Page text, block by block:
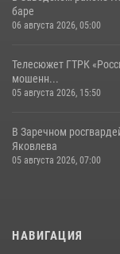
баре
06 августа 2026, 05:00
Телесюжет ГТРК
мошенн...
05 августа 2026, 15:50
В Заречном
Яковлева
05 августа 2026, 07:00
НАВИГАЦИЯ